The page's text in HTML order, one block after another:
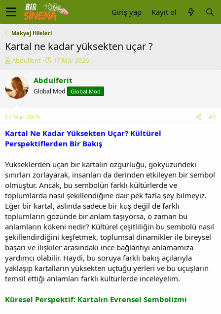
Giriş yap Kayıt ol
Makyaj Hileleri
Kartal ne kadar yüksekten uçar ?
K
n
u
y
b
a
ş
a
a
n
Abdulferit
B
ş
a
ç
a
i
h
i
17 Mar 2026
Abdulferit
Global Mod Global Mod
17 Mar 2026 #1
Kartal Ne Kadar Yüksekten Uçar? Kültürel
Perspektiflerden Bir Bakış
Yükseklerden uçan bir kartalın özgürlüğü, gökyüzündeki
sınırları zorlayarak, insanları da derinden etkileyen bir sembol
olmuştur. Ancak, bu sembolün farklı kültürlerde ve
toplumlarda nasıl şekillendiğine dair pek fazla şey bilmeyiz.
Eğer bir kartal, aslında sadece bir kuş değil de farklı
toplumların gözünde bir anlam taşıyorsa, o zaman bu
anlamların kökeni nedir? Kültürel çeşitliliğin bu sembolü nasıl
şekillendirdiğini keşfetmek, toplumsal dinamikler ile bireysel
başarı ve ilişkiler arasındaki ince bağlantıyı anlamamıza
yardımcı olabilir. Haydi, bu soruya farklı bakış açılarıyla
yaklaşıp kartalların yüksekten uçtuğu yerleri ve bu uçuşların
temsil ettiği anlamları farklı kültürlerde inceleyelim.
Küresel Perspektif: Kartalın Evrensel Sembolizmi